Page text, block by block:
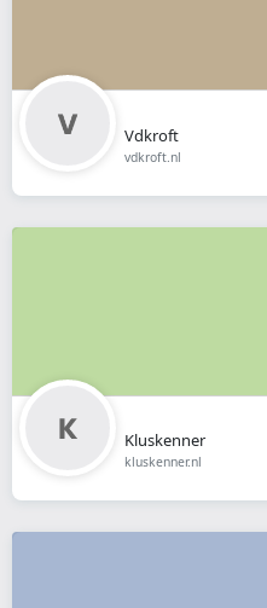
Vdkroft
vdkroft.nl
Kluskenner
kluskenner.nl